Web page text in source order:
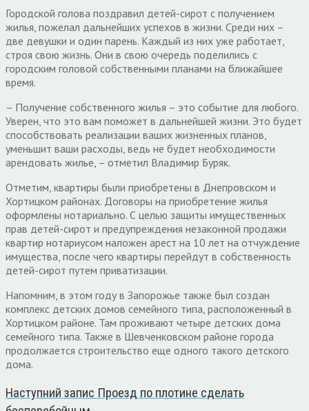
Городской голова поздравил детей-сирот с получением
жилья, пожелал дальнейших успехов в жизни. Среди них –
две девушки и один парень. Каждый из них уже работает,
строя свою жизнь. Они в свою очередь поделились с
городским головой собственными планами на ближайшее
время.
– Получение собственного жилья – это событие для любого.
Уверен, что это вам поможет в дальнейшей жизни. Это будет
способствовать реализации ваших жизненных планов,
уменьшит ваши расходы, ведь не будет необходимости
арендовать жилье, – отметил Владимир Буряк.
Отметим, квартиры были приобретены в Днепровском и
Хортицком районах. Договоры на приобретение жилья
оформлены нотариально. С целью защиты имущественных
прав детей-сирот и предупреждения незаконной продажи
квартир нотариусом наложен арест на 10 лет на отчуждение
имущества, после чего квартиры перейдут в собственность
детей-сирот путем приватизации.
Напомним, в этом году в Запорожье также был создан
комплекс детских домов семейного типа, расположенный в
Хортицком районе. Там проживают четыре детских дома
семейного типа. Также в Шевченковском районе города
продолжается строительство еще одного такого детского
дома.
Наступний запис Проезд по плотине сделать